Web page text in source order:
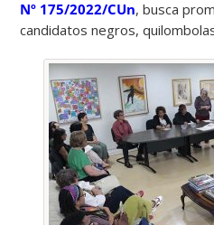
Nº 175/2022/CUn, busca
candidatos negros,